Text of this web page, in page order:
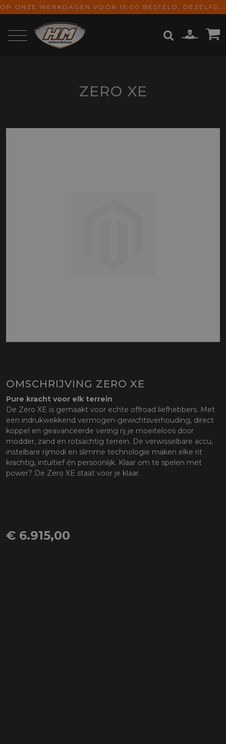
OP ONZE WERKDAGEN VOOR 15:00 BESTELD, DEZELFDE DAG VERZONDEN! GRATIS VERZENDING VANAF € 65,-
ZERO XE
OMSCHRIJVING ZERO XE
Pure kracht voor elk terrein
De Zero XE is gemaakt voor echte offroad liefhebbers. Met
een indrukwekkend vermogen-gewichtsverhouding, direct
koppel en geavanceerde vering rij je moeiteloos door
modder, zand en rotsachtig terrein. De verwisselbare accu,
instelbare rijmodi en slimme technologie maken elke rit
krachtig, intuïtief én persoonlijk. Klaar om te spelen met
power? De Zero XE staat voor je klaar.
€ 6.915,00